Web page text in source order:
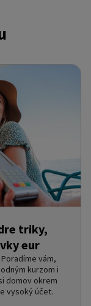
triky,
eur
vám,
kurzom i
domov okrem
vysoký účet.